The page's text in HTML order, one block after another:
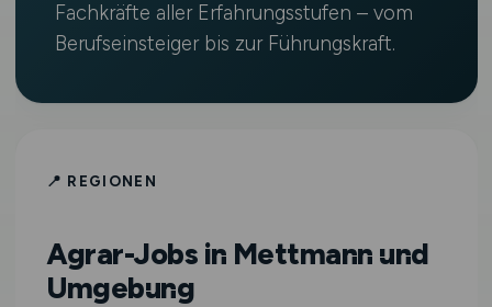
Fachkräfte aller Erfahrungsstufen – vom
Berufseinsteiger bis zur Führungskraft.
📍 REGIONEN
Agrar-Jobs in Mettmann und
Umgebung